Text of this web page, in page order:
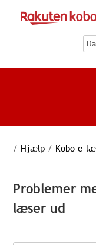
/ Hjælp / Kobo e-
Problemer
læser ud